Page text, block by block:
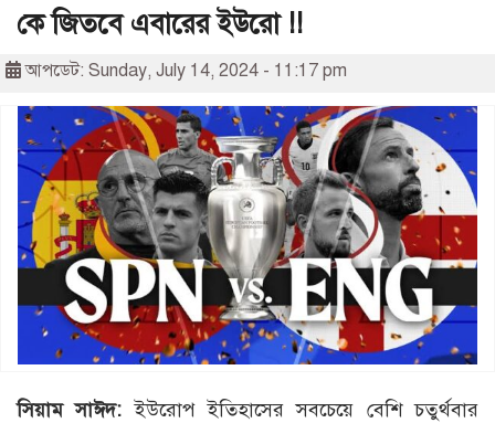
কে জিতবে এবারের ইউরো !!
আপডেট: Sunday, July 14, 2024 - 11:17 pm
সিয়াম সাঈদ:ইউরোপ ইতিহাসের সবচেয়ে বেশি চতুর্থবার